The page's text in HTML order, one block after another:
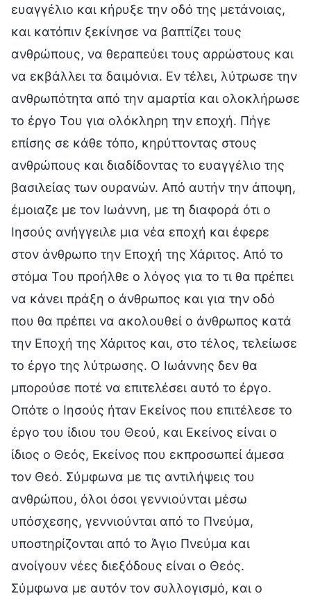
ευαγγέλιο και κήρυξε την οδό της μετάνοιας,
και κατόπιν ξεκίνησε να βαπτίζει τους
ανθρώπους, να θεραπεύει τους αρρώστους και
να εκβάλλει τα δαιμόνια. Εν τέλει, λύτρωσε την
ανθρωπότητα από την αμαρτία και ολοκλήρωσε
το έργο Του για ολόκληρη την εποχή. Πήγε
επίσης σε κάθε τόπο, κηρύττοντας στους
ανθρώπους και διαδίδοντας το ευαγγέλιο της
βασιλείας των ουρανών. Από αυτήν την άποψη,
έμοιαζε με τον Ιωάννη, με τη διαφορά ότι ο
Ιησούς ανήγγειλε μια νέα εποχή και έφερε
στον άνθρωπο την Εποχή της Χάριτος. Από το
στόμα Του προήλθε ο λόγος για το τι θα πρέπει
να κάνει πράξη ο άνθρωπος και για την οδό
που θα πρέπει να ακολουθεί ο άνθρωπος κατά
την Εποχή της Χάριτος και, στο τέλος, τελείωσε
το έργο της λύτρωσης. Ο Ιωάννης δεν θα
μπορούσε ποτέ να επιτελέσει αυτό το έργο.
Οπότε ο Ιησούς ήταν Εκείνος που επιτέλεσε το
έργο του ίδιου του Θεού, και Εκείνος είναι ο
ίδιος ο Θεός, Εκείνος που εκπροσωπεί άμεσα
τον Θεό. Σύμφωνα με τις αντιλήψεις του
ανθρώπου, όλοι όσοι γεννιούνται μέσω
υπόσχεσης, γεννιούνται από το Πνεύμα,
υποστηρίζονται από το Άγιο Πνεύμα και
ανοίγουν νέες διεξόδους είναι ο Θεός.
Σύμφωνα με αυτόν τον συλλογισμό, και ο